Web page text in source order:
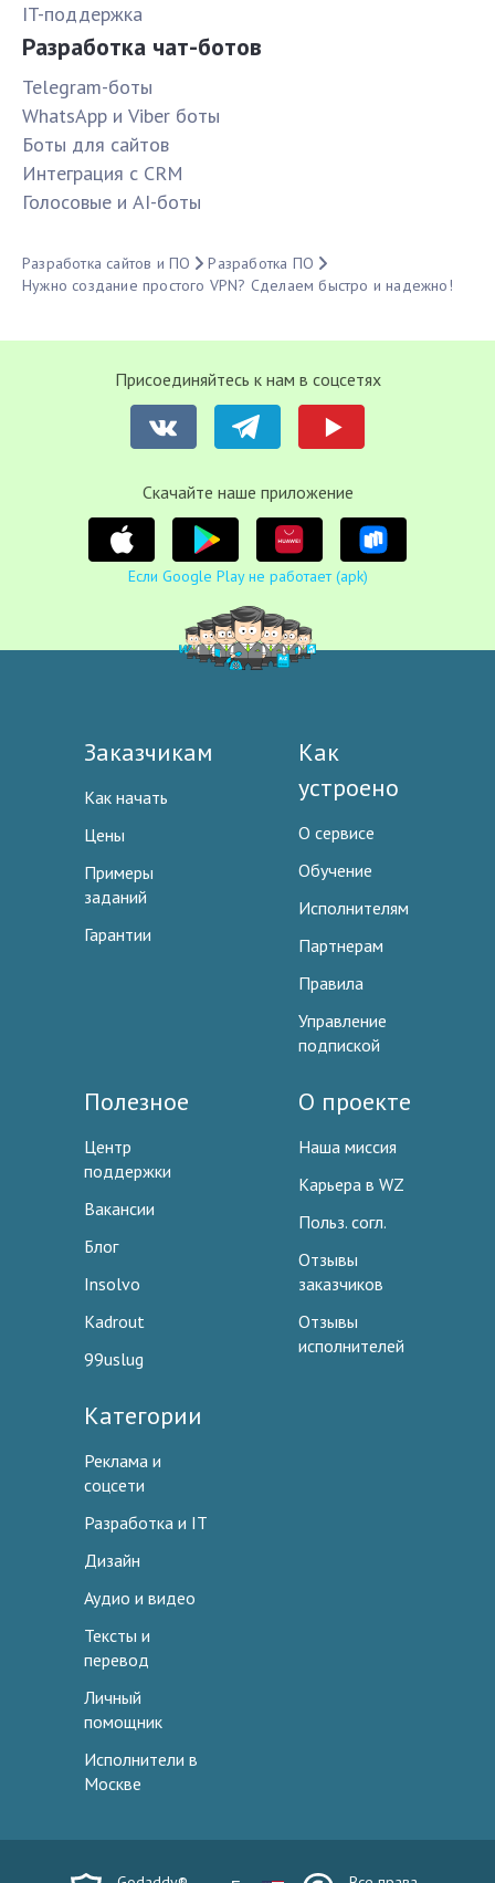
IT-поддержка
Разработка чат-ботов
Telegram-боты
WhatsApp и Viber боты
Боты для сайтов
Интеграция с CRM
Голосовые и AI-боты
Разработка сайтов и ПО
Разработка ПО
Нужно создание простого VPN? Сделаем быстро и надежно!
Присоединяйтесь к нам в соцсетях
Cкачайте наше приложение
Если Google Play не работает (apk)
Заказчикам
Как начать
Цены
Примеры
заданий
Гарантии
Как
устроено
О сервисе
Обучение
Исполнителям
Партнерам
Правила
Управление
подпиской
Полезное
Центр
поддержки
Вакансии
Блог
Insolvo
Kadrout
99uslug
О проекте
Наша миссия
Карьера в WZ
Польз. согл.
Отзывы
заказчиков
Отзывы
исполнителей
Категории
Реклама и
соцсети
Разработка и IT
Дизайн
Аудио и видео
Тексты и
перевод
Личный
помощник
Исполнители в
Москве